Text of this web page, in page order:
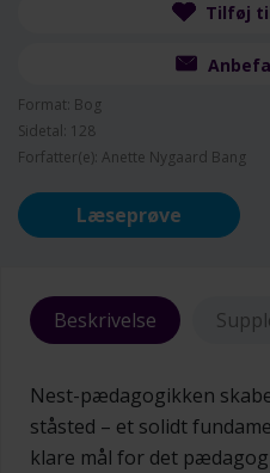
Tilføj
Format: Bog
Sidetal: 128
Forfatter(e): Anette Nygaard Bang
Læseprøve
Beskrivelse
Nest-pædagogikken
ståsted – et solidt
klare mål for det